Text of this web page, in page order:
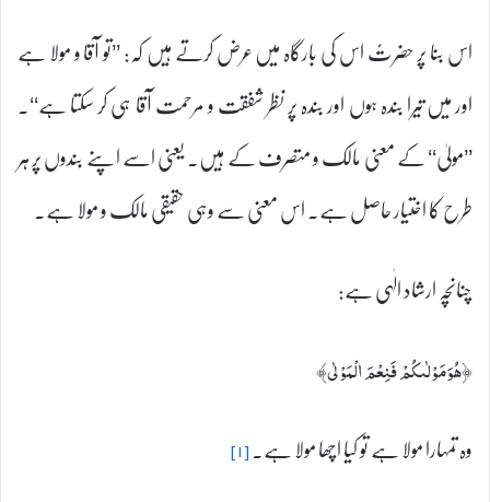
اس بنا پر حضرتؑ اس کی بارگاہ میں عرض کرتے ہیں کہ: ’’تو آقا و مولا ہے
اور میں تیرا بندہ ہوں اور بندہ پر نظر شفقت و مرحمت آقا ہی کر سکتا ہے‘‘۔
’’مولیٰ‘‘ کے معنی مالک و متصرف کے ہیں۔ یعنی اسے اپنے بندوں پر ہر
طرح کا اختیار حاصل ہے۔ اس معنی سے وہی حقیقی مالک و مولا ہے۔
چنانچہ ارشاد الٰہی ہے:
﴿ھُوَمَوْلٰىكُمْ فَنِعْمَ الْمَوْلٰى﴾
وہ تمہارا مولا ہے تو کیا اچھا مولا ہے۔[۱]